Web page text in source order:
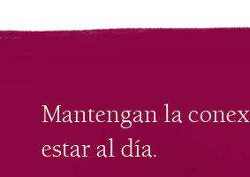
Mantengan la
estar al día.